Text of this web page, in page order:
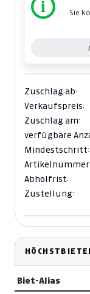
Sie
Zuschlag ab:
Verkaufspreis:
Zuschlag am:
verfügbare
Mindestschritt:
Artikelnummer:
Abholfrist:
Zustellung:
Biet-Alias